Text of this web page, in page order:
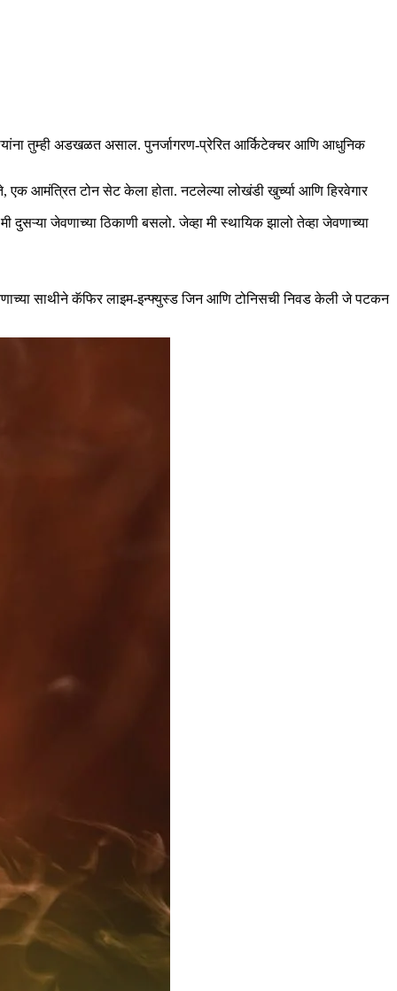
तुम्ही अडखळत असाल. पुनर्जागरण-प्रेरित आर्किटेक्चर आणि आधुनिक
आमंत्रित टोन सेट केला होता. नटलेल्या लोखंडी खुर्च्या आणि हिरवेगार
जेवणाच्या ठिकाणी बसलो. जेव्हा मी स्थायिक झालो तेव्हा जेवणाच्या
साथीने कॅफिर लाइम-इन्फ्युस्ड जिन आणि टोनिसची निवड केली जे पटकन